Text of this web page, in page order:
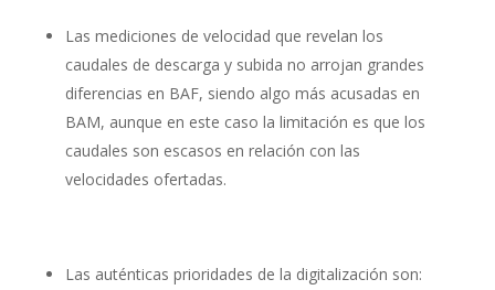
Las mediciones de velocidad que revelan los
caudales de descarga y subida no arrojan grandes
diferencias en BAF, siendo algo más acusadas en
BAM, aunque en este caso la limitación es que los
caudales son escasos en relación con las
velocidades ofertadas.
Las auténticas prioridades de la digitalización son: